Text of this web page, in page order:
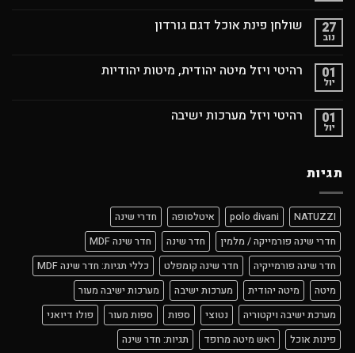
27
נוב
שולחן פינת אוכל דגם גורדון
01
יול
רהיטי ויזל מיטה יהודית, מיטות יהודיות
01
יול
רהיטי ויזל מערכות ישיבה
תגיות
NATUZZI
polo divani איטלסופה
חדרי שינה
חדרי שינה פורמייקה / מלמין
חדר שינה
חדר שינה MDF
חדר שינה פורמייקיה
חדר שינה קומפלט
כללי תגיות: חדר שינה MDF
מיטה
מיטה יהודית מערכות ישיבה
מערכות ישיבה מעור
מערכת ישיבה ויקטוריה
נטוצי ספות ספות מעור
פולו דיואני
פינות אוכל
ראש מיטה מרופד תגיות: חדר שינה